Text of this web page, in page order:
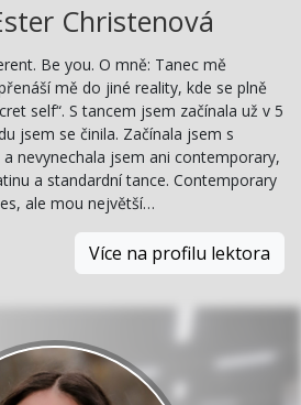
Christenová
Be you. O mně: Tanec mě
mě do jiné reality, kde se plně
self“. S tancem jsem začínala už v 5
jsem se činila. Začínala jsem s
nevynechala jsem ani contemporary,
a standardní tance. Contemporary
ale mou největší…
Více na profilu lektora